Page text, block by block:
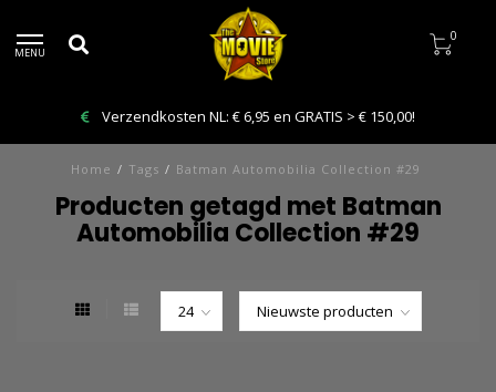
MENU
0
Verzendkosten NL: € 6,95 en GRATIS > € 150,00!
Home / Tags / Batman Automobilia Collection #29
Producten getagd met Batman
Automobilia Collection #29